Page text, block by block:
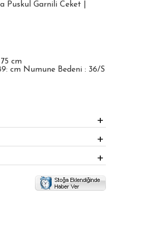
Puskul Garnili Ceket |
cm
cm Numune Bedeni : 36/S